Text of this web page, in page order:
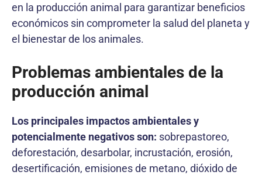
en la producción animal para garantizar beneficios
económicos sin comprometer la salud del planeta y
el bienestar de los animales.
Problemas ambientales de la
producción animal
Los principales impactos ambientales y
potencialmente negativos son: sobrepastoreo,
deforestación, desarbolar, incrustación, erosión,
desertificación, emisiones de metano, dióxido de